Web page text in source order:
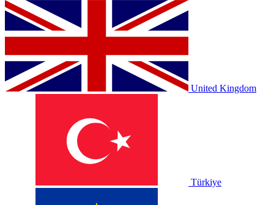
United Kingdom
Türkiye